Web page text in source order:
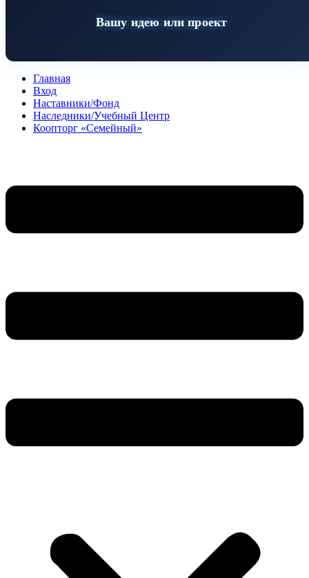
Вашу идею или проект
Главная
Вход
Наставники/Фонд
Наследники/Учебный Центр
Коопторг «Семейный»